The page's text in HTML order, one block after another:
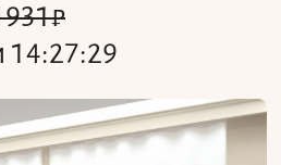
₽
14:27:29